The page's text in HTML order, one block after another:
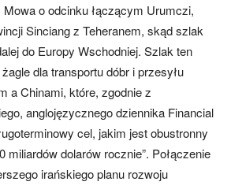
o odcinku łączącym Urumczi,
Sinciang z Teheranem, skąd szlak
do Europy Wschodniej. Szlak ten
dla transportu dóbr i przesyłu
a Chinami, które, zgodnie z
anglojęzycznego dziennika Financial
cel, jakim jest obustronny
miliardów dolarów rocznie”. Połączenie
irańskiego planu rozwoju